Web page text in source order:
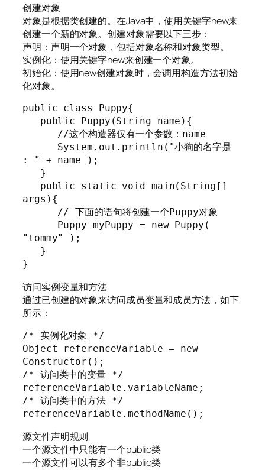
创建对象
对象是根据类创建的。在Java中，使用关键字new来
创建一个新的对象。创建对象需要以下三步：
声明：声明一个对象，包括对象名称和对象类型。
实例化：使用关键字new来创建一个对象。
初始化：使用new创建对象时，会调用构造方法初始
化对象。
public class Puppy{
: " + name );
args){
"tommy" );
}
访问实例变量和方法
通过已创建的对象来访问成员变量和成员方法，如下
所示：
/* 实例化对象 */
Object referenceVariable = new
Constructor();
/* 访问类中的变量 */
referenceVariable.variableName;
/* 访问类中的方法 */
referenceVariable.methodName();
源文件声明规则
一个源文件中只能有一个public类
一个源文件可以有多个非public类